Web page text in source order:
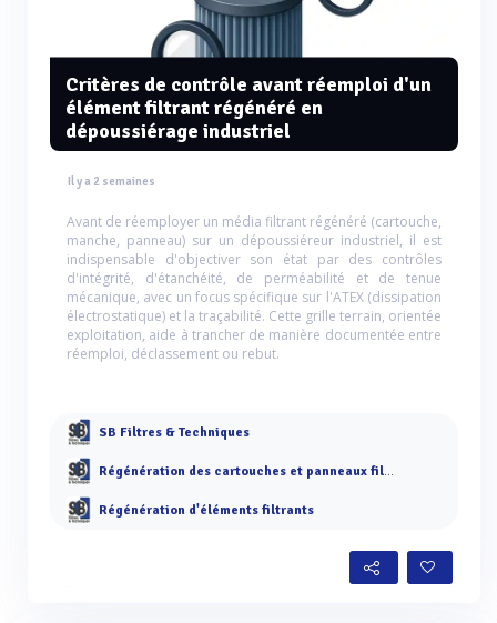
Critères de contrôle avant réemploi d'un
élément filtrant régénéré en
dépoussiérage industriel
Il y a 2 semaines
Avant de réemployer un média filtrant régénéré (cartouche,
manche, panneau) sur un dépoussiéreur industriel, il est
indispensable d'objectiver son état par des contrôles
d'intégrité, d'étanchéité, de perméabilité et de tenue
mécanique, avec un focus spécifique sur l'ATEX (dissipation
électrostatique) et la traçabilité. Cette grille terrain, orientée
exploitation, aide à trancher de manière documentée entre
réemploi, déclassement ou rebut.
SB Filtres & Techniques
Régénération des cartouches et panneaux filtrants
Régénération d'éléments filtrants